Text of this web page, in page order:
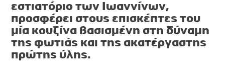
εστιατόριο των Ιωαννίνων,
προσφέρει στους επισκέπτες του
μία κουζίνα βασισμένη στη δύναμη
της φωτιάς και της ακατέργαστης
πρώτης ύλης.